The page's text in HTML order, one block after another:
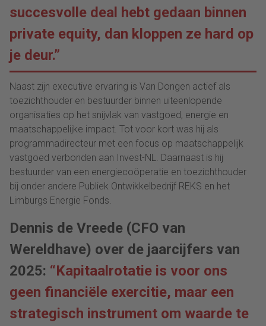
succesvolle deal hebt gedaan binnen
private equity, dan kloppen ze hard op
je deur.”
Naast zijn executive ervaring is Van Dongen actief als
toezichthouder en bestuurder binnen uiteenlopende
organisaties op het snijvlak van vastgoed, energie en
maatschappelijke impact. Tot voor kort was hij als
programmadirecteur met een focus op maatschappelijk
vastgoed verbonden aan Invest-NL. Daarnaast is hij
bestuurder van een energiecoöperatie en toezichthouder
bij onder andere Publiek Ontwikkelbedrijf REKS en het
Limburgs Energie Fonds.
Dennis de Vreede (CFO van
Wereldhave) over de jaarcijfers van
2025: “Kapitaalrotatie is voor ons
geen financiële exercitie, maar een
strategisch instrument om waarde te